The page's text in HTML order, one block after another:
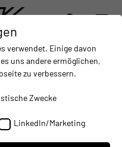
MOBILE MACHINES
- IMPROVING MOBILE MACHINES
INTEGRATION
Technik
verwendet. Einige davon
uns andere ermöglichen,
zu verbessern.
Zwecke
LinkedIn/Marketing